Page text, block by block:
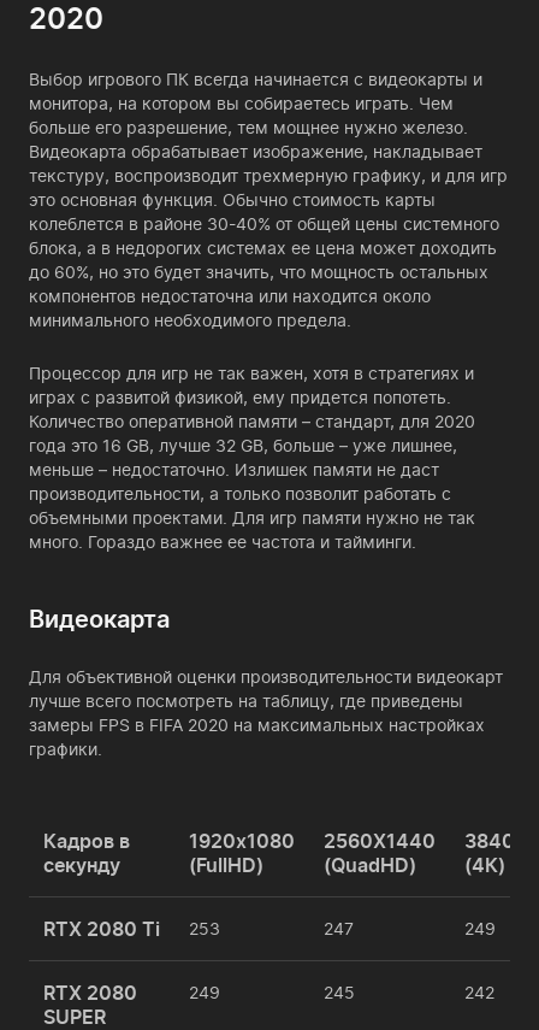
2020
Выбор игрового ПК всегда начинается с видеокарты и
монитора, на котором вы собираетесь играть. Чем
больше его разрешение, тем мощнее нужно железо.
Видеокарта обрабатывает изображение, накладывает
текстуру, воспроизводит трехмерную графику, и для игр
это основная функция. Обычно стоимость карты
колеблется в районе 30-40% от общей цены системного
блока, а в недорогих системах ее цена может доходить
до 60%, но это будет значить, что мощность остальных
компонентов недостаточна или находится около
минимального необходимого предела.
Процессор для игр не так важен, хотя в стратегиях и
играх с развитой физикой, ему придется попотеть.
Количество оперативной памяти – стандарт, для 2020
года это 16 GB, лучше 32 GB, больше – уже лишнее,
меньше – недостаточно. Излишек памяти не даст
производительности, а только позволит работать с
объемными проектами. Для игр памяти нужно не так
много. Гораздо важнее ее частота и тайминги.
Видеокарта
Для объективной оценки производительности видеокарт
лучше всего посмотреть на таблицу, где приведены
замеры FPS в FIFA 2020 на максимальных настройках
графики.
Кадров в
секунду
1920x1080
(FullHD)
2560X1440
(QuadHD)
(4К)
RTX 2080 Ti 253 247 249
RTX 2080
SUPER
249 245 242